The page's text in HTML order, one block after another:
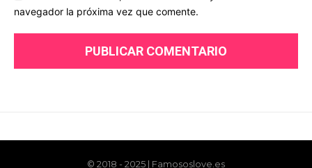
© 2018 - 2025 | Famososlove.es